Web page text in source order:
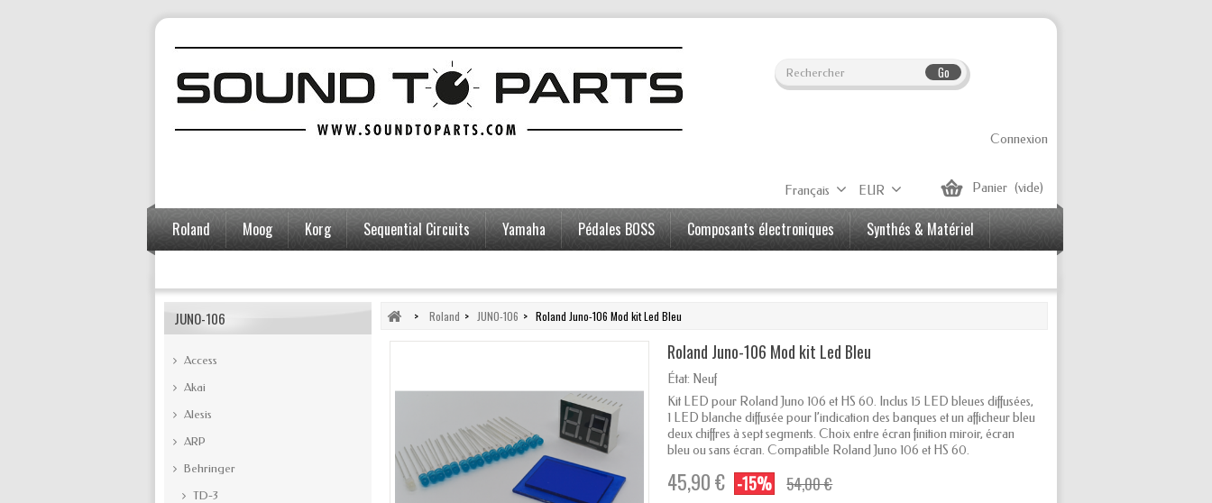
Go
Connexion
Panier (vide)
EUR
Français
Roland Moog Korg Sequential Circuits Yamaha Pédales BOSS Composants électroniques
Synthés & Matériel
JUNO-106
Access
Akai
Alesis
ARP
Behringer
TD-3
> Roland > JUNO-106 > Roland Juno-106 Mod kit Led Bleu
Roland Juno-106 Mod kit Led Bleu
État: Neuf
Kit LED pour Roland Juno 106 et HS 60. Inclus 15 LED bleues diffusées,
1 LED blanche diffusée pour l’indication des banques et un afficheur bleu
deux chiffres à sept segments. Choix entre écran finition miroir, écran
bleu ou sans écran. Compatible Roland Juno 106 et HS 60.
45,90 € -15% 54,00 €